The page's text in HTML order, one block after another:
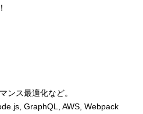
ンス最適化など。
GraphQL, AWS, Webpack